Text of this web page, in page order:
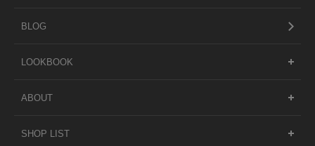
BLOG
LOOKBOOK
ABOUT
SHOP LIST